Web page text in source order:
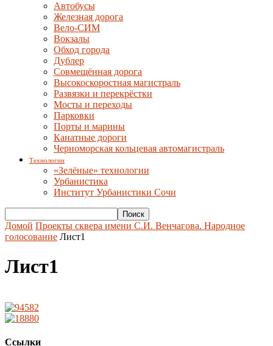
Автобусы
Железная дорога
Вело-СИМ
Вокзалы
Обход города
Дублер
Совмещённая дорога
Высокоскоростная магистраль
Развязки и перекрёстки
Мосты и переходы
Парковки
Порты и марины
Канатные дороги
Черноморская кольцевая автомагистраль
Технологии
«Зелёные» технологии
Урбанистика
Институт Урбанистики Сочи
Домой Проекты сквера имени С.И. Венчагова. Народное
голосование Лист1
Лист1
Ссылки